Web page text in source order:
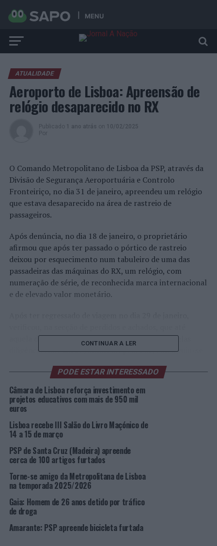
MENU
ATUALIDADE
Aeroporto de Lisboa: Apreensão de
relógio desaparecido no RX
Publicado 1 ano atrás on 10/02/2025
Por
O Comando Metropolitano de Lisboa da PSP, através da
Divisão de Segurança Aeroportuária e Controlo
Fronteiriço, no dia 31 de janeiro, apreendeu um relógio
que estava desaparecido na área de rastreio de
passageiros.
Após denúncia, no dia 18 de janeiro, o proprietário
afirmou que após ter passado o pórtico de rastreio
deixou por esquecimento num tabuleiro de uma das
passadeiras das máquinas do RX, um relógio, com
numeração de série, de reconhecida marca internacional
e de elevado valor monetário.
aquela data ninguém havia entregue o achado. Pelas
diligências imediatas garantidas pela PSP, conseguiu-se
da empresa de segurança que laborava naquela posição
e, de forma dissimulada, ficou com ele e que, depois de
confrontado, tentou colocá-lo junto de outros artigos
ali deixados.
Pela suspeita, foi-lhe retirado o cartão de identificação
aeroportuário impedindo que desempenhe funções
naquele local do aeroporto, nos termos da Lei.
Aquando da abordagem policial, foi possível apreender,
um relógio de marca Breitling (avaliado em cerca de três
mil euros).
A investigação segue termos e o artigo será entregue ao
seu legítimo proprietário.
CONTINUAR A LER
PODE ESTAR INTERESSADO
Câmara de Lisboa reforça investimento em
projetos educativos com mais de 950 mil
euros
Lisboa recebe III Salão do Livro Maçónico de
14 a 15 de março
PSP de Santa Cruz (Madeira) apreende
cerca de 100 artigos furtados
Torne-se amigo da Metropolitana de Lisboa
na temporada 2025/2026
Gaia: Homem de 26 anos detido por tráfico
de droga
Amarante: PSP apreende bicicleta furtada